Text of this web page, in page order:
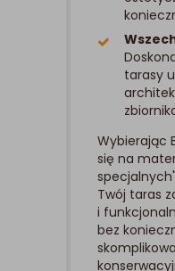
tarasy
Wybierając
się na
Twój taras
i
bez